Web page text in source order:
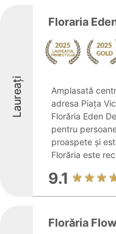
Laureați
Floraria
Amplasată
adresa Piața
Florăria Eden
pentru
proaspete și
Florăria este
9.1
Florăria